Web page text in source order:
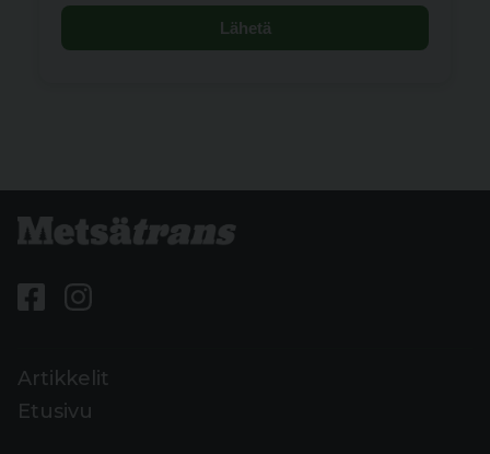
Lähetä
Artikkelit
Etusivu